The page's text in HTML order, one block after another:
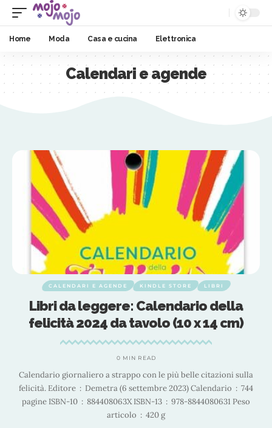
Home Moda Casa e cucina Elettronica
Calendari e agende
CALENDARI E AGENDE KINDLE STORE LIBRI
Libri da leggere: Calendario della
felicità 2024 da tavolo (10 x 14 cm)
0 MIN READ
Calendario giornaliero a strappo con le più belle citazioni sulla
felicità. Editore ‏ : ‎ Demetra (6 settembre 2023) Calendario ‏ : ‎ 744
pagine ISBN-10 ‏ : ‎ 884408063X ISBN-13 ‏ : ‎ 978-8844080631 Peso
articolo ‏ : ‎ 420 g